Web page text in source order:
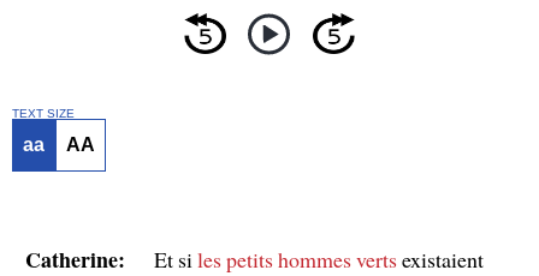
TEXT SIZE
aa AA
Catherine: Et si les petits hommes vertsexistaient